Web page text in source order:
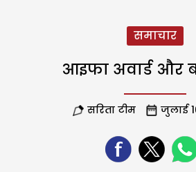
समाचार
आइफा अवार्ड और
सरिता टीम जुलाई